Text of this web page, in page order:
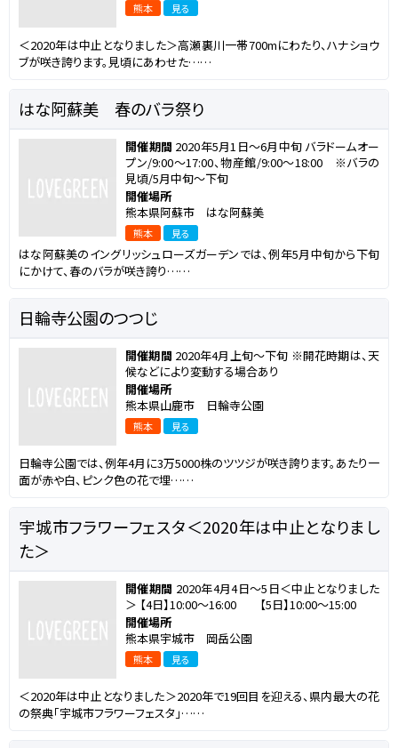
熊本 見る
＜2020年は中止となりました＞高瀬裏川一帯700mにわたり、ハナショウ
ブが咲き誇ります。見頃にあわせた……
はな阿蘇美 春のバラ祭り
開催期間 2020年5月1日～6月中旬 バラドームオー
プン/9:00～17:00、物産館/9:00～18:00 ※バラの
見頃/5月中旬～下旬
開催場所
熊本県阿蘇市 はな阿蘇美
熊本 見る
はな阿蘇美のイングリッシュローズガーデンでは、例年5月中旬から下旬
にかけて、春のバラが咲き誇り……
日輪寺公園のつつじ
開催期間 2020年4月上旬～下旬 ※開花時期は、天
候などにより変動する場合あり
開催場所
熊本県山鹿市 日輪寺公園
熊本 見る
日輪寺公園では、例年4月に3万5000株のツツジが咲き誇ります。あたり一
面が赤や白、ピンク色の花で埋……
宇城市フラワーフェスタ＜2020年は中止となりまし
た＞
開催期間 2020年4月4日～5日＜中止となりました
＞ 【4日】10:00～16:00 【5日】10:00～15:00
開催場所
熊本県宇城市 岡岳公園
熊本 見る
＜2020年は中止となりました＞2020年で19回目を迎える、県内最大の花
の祭典「宇城市フラワーフェスタ」……